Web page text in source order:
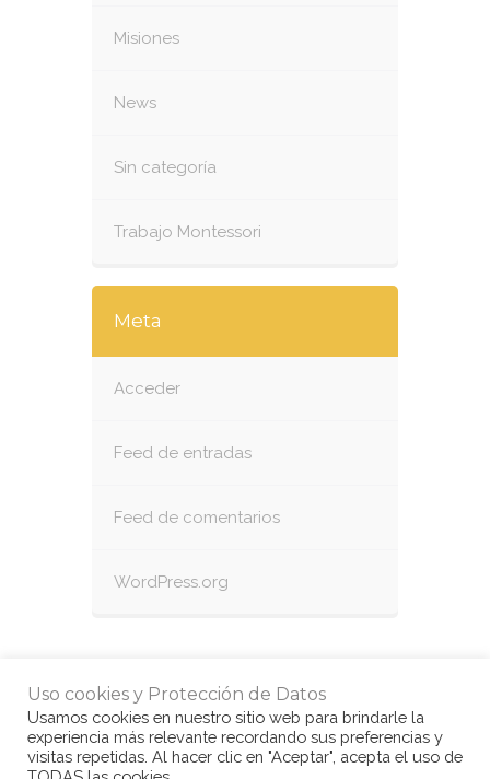
Misiones
News
Sin categoría
Trabajo Montessori
Meta
Acceder
Feed de entradas
Feed de comentarios
WordPress.org
Uso cookies y Protección de Datos
Usamos cookies en nuestro sitio web para brindarle la
experiencia más relevante recordando sus preferencias y
visitas repetidas. Al hacer clic en "Aceptar", acepta el uso de